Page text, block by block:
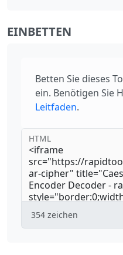
EINBETTEN
Betten Sie dieses
ein. Benötigen Sie
Leitfaden.
HTML
354 zeichen